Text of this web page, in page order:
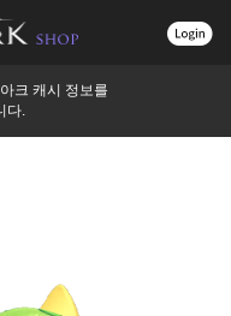
크 캐시 정보를
다.